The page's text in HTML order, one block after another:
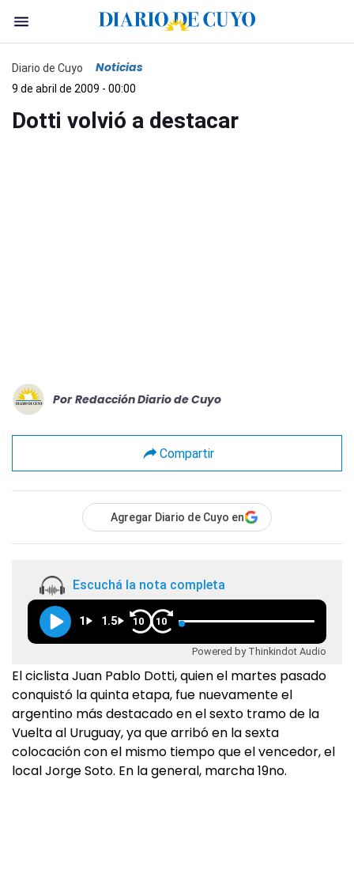
Diario de Cuyo Noticias
9 de abril de 2009 - 00:00
Dotti volvió a destacar
Por Redacción Diario de Cuyo
Compartir
Agregar Diario de Cuyo en
Escuchá la nota completa
1 1.5 10 10
Powered by Thinkindot Audio
El ciclista Juan Pablo Dotti, quien el martes pasado
conquistó la quinta etapa, fue nuevamente el
argentino más destacado en el sexto tramo de la
Vuelta al Uruguay, ya que arribó en la sexta
colocación con el mismo tiempo que el vencedor, el
local Jorge Soto. En la general, marcha 19no.